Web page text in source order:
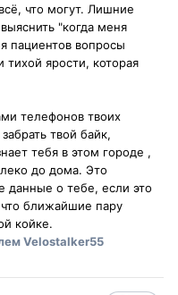
что могут. Лишние
"когда меня
пациентов вопросы
тихой ярости, которая
телефонов твоих
твой байк,
тебя в этом городе ,
до дома. Это
данные о тебе, если это
ближайшие пару
койке.
Velostalker55